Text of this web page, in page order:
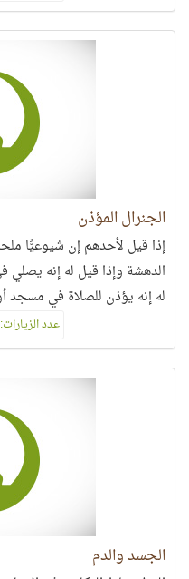
الجنرال المؤذن
إذا قيل لأحدهم إن شيوعيًّا
الدهشة وإذا قيل له إنه يصلي
له إنه يؤذن للصلاة في مسجد
عدد الزيارات:
الجسد والدم